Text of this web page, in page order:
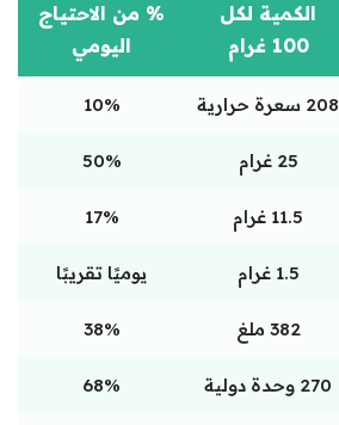
الكمية لكل
100 غرام
% من الاحتياج
اليومي
208 سعرة حرارية 10%
25 غرام 50%
11.5 غرام 17%
1.5 غرام يوميًا تقريبًا
382 ملغ 38%
270 وحدة دولية 68%